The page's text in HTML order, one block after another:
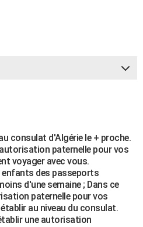
consulat d'Algérie le + proche.
paternelle pour vos
voyager avec vous.
des passeports
d'une semaine ; Dans ce
paternelle pour vos
au niveau du consulat.
une autorisation